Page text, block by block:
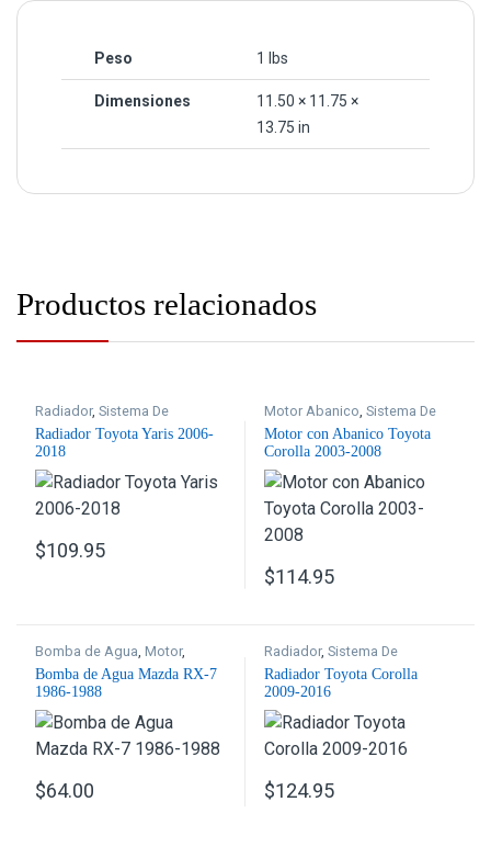
Peso 1 lbs
Dimensiones
11.50 × 11.75 ×
13.75 in
Productos relacionados
Radiador,Sistema De
Enfriamiento
Radiador Toyota Yaris 2006-
2018
$109.95
Motor Abanico,Sistema De
Enfriamiento
Motor con Abanico Toyota
Corolla 2003-2008
$114.95
Bomba de Agua,Motor,
Sistema De Enfriamiento
Bomba de Agua Mazda RX-7
1986-1988
$64.00
Radiador,Sistema De
Enfriamiento
Radiador Toyota Corolla
2009-2016
$124.95